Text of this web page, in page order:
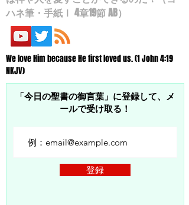
ハネ筆・手紙Ⅰ 4章19節 AB）
We love Him because He first loved us. (1 John 4:19
NKJV)
「今日の聖書の御言葉」に登録して、メ
ールで受け取る！
登録